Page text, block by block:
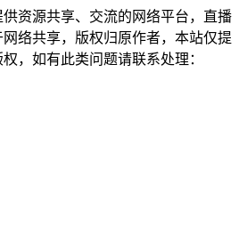
资源共享、交流的网络平台，直播
络共享，版权归原作者，本站仅提
，如有此类问题请联系处理：